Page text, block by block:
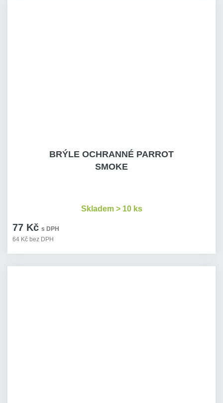
BRÝLE OCHRANNÉ PARROT
SMOKE
77 Kč s DPH
64 Kč bez DPH
Skladem > 10 ks